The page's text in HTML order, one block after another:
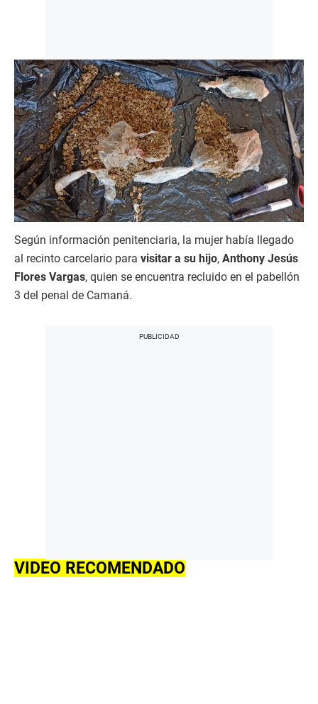
Según información penitenciaria, la mujer había llegado
al recinto carcelario para visitar a su hijo, Anthony Jesús
Flores Vargas, quien se encuentra recluido en el pabellón
3 del penal de Camaná.
VIDEO RECOMENDADO